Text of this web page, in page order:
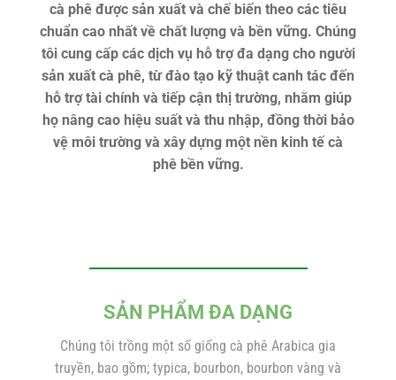
cà phê được sản xuất và chế biến theo các tiêu
chuẩn cao nhất về chất lượng và bền vững. Chúng
tôi cung cấp các dịch vụ hỗ trợ đa dạng cho người
sản xuất cà phê, từ đào tạo kỹ thuật canh tác đến
hỗ trợ tài chính và tiếp cận thị trường, nhằm giúp
họ nâng cao hiệu suất và thu nhập, đồng thời bảo
vệ môi trường và xây dựng một nền kinh tế cà
phê bền vững.
SẢN PHẨM ĐA DẠNG
Chúng tôi trồng một số giống cà phê Arabica gia
truyền, bao gồm; typica, bourbon, bourbon vàng và